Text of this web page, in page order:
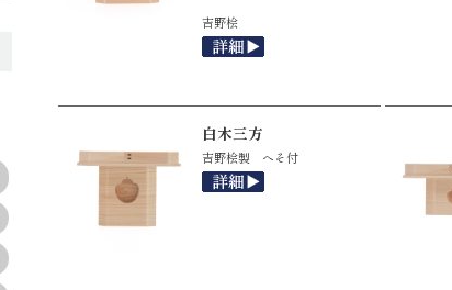
吉野桧
白木三方
吉野桧製 へそ付